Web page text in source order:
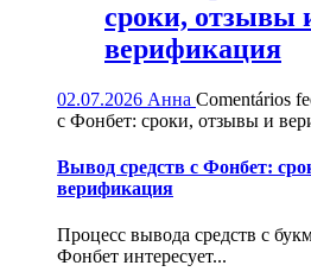
сроки, отзывы
верификация
02.07.2026 Анна Comentários
с Фонбет: сроки, отзывы и
Вывод средств с Фонбет:
верификация
Процесс вывода средств с
Фонбет интересует...